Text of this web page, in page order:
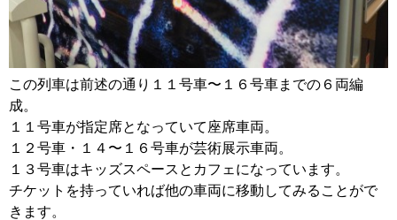
この列車は前述の通り１１号車〜１６号車までの６両編
成。
１１号車が指定席となっていて座席車両。
１２号車・１４〜１６号車が芸術展示車両。
１３号車はキッズスペースとカフェになっています。
チケットを持っていれば他の車両に移動してみることがで
きます。